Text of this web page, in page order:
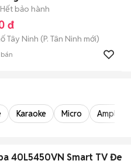
Hết bảo hành
đ
Tây Ninh (P. Tân Ninh mới)
Karaoke Micro Amply
40L5450VN Smart TV Đen